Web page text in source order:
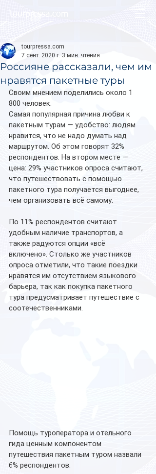
Россияне рассказали, чем им
нравятся пакетные туры
tourpressa.com
7 сент. 2020 г. 3 мин. чтения
Своим мнением поделились около 1
800 человек.
Самая популярная причина любви к
пакетным турам — удобство: людям
нравится, что не надо думать над
маршрутом. Об этом говорят 32%
респондентов. На втором месте —
цена: 29% участников опроса считают,
что путешествовать с помощью
пакетного тура получается выгоднее,
чем организовать всё самому.
По 11% респондентов считают
удобным наличие транспортов, а
также радуются опции «всё
включено». Столько же участников
опроса отметили, что такие поездки
нравятся им отсутствием языкового
барьера, так как покупка пакетного
тура предусматривает путешествие с
соотечественниками.
Помощь туроператора и отельного
гида ценным компонентом
путешествия пакетным туром назвали
6% респондентов.